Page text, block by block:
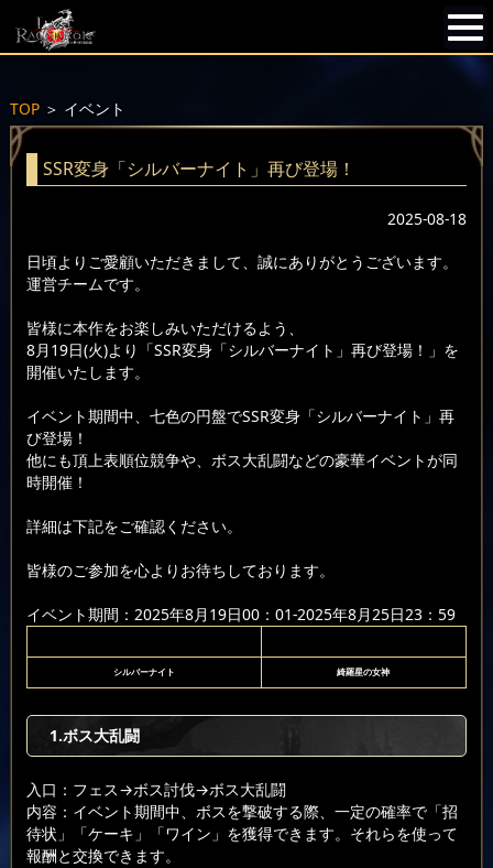
TOP＞ イベント
SSR変身「シルバーナイト」再び登場！
2025-08-18
日頃よりご愛顧いただきまして、誠にありがとうございます。
運営チームです。
皆様に本作をお楽しみいただけるよう、
8月19日(火)より「SSR変身「シルバーナイト」再び登場！」を
開催いたします。
イベント期間中、七色の円盤でSSR変身「シルバーナイト」再
び登場！
他にも頂上表順位競争や、ボス大乱闘などの豪華イベントが同
時開催！
詳細は下記をご確認ください。
皆様のご参加を心よりお待ちしております。
イベント期間：2025年8月19日00：01-2025年8月25日23：59
シルバーナイト 綺羅星の女神
1.ボス大乱闘
入口：フェス→ボス討伐→ボス大乱闘
内容：イベント期間中、ボスを撃破する際、一定の確率で「招
待状」「ケーキ」「ワイン」を獲得できます。それらを使って
報酬と交換できます。